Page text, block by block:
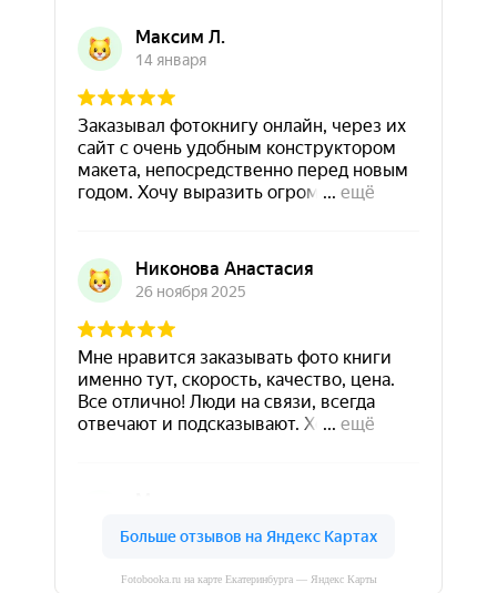
Fotobooka.ru на карте Екатеринбурга — Яндекс Карты